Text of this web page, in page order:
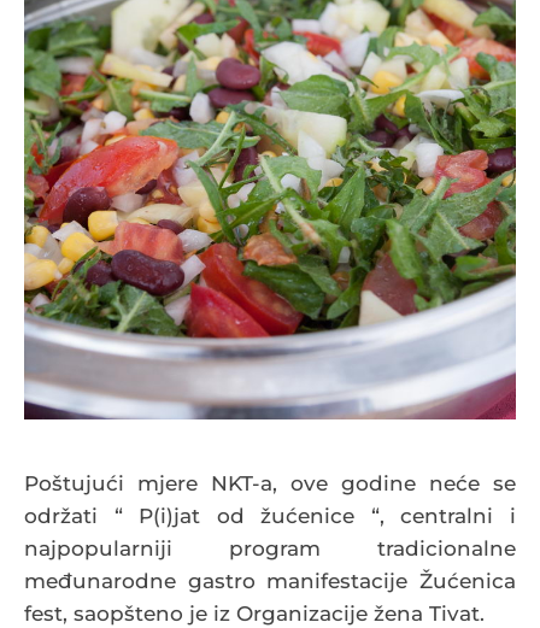
Poštujući mjere NKT-a, ove godine neće se
održati “ P(i)jat od žućenice “, centralni i
najpopularniji program tradicionalne
međunarodne gastro manifestacije Žućenica
fest, saopšteno je iz Organizacije žena Tivat.